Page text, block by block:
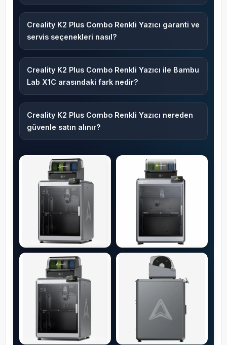
Creality K2 Plus Combo Renkli Yazıcı garanti ve
servis seçenekleri nasıl?
Creality K2 Plus Combo Renkli Yazıcı ile Bambu
Lab X1C arasındaki fark nedir?
Creality K2 Plus Combo Renkli Yazıcı nereden
güvenle satın alınır?